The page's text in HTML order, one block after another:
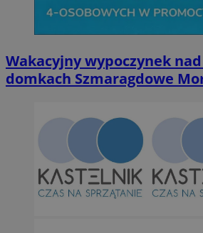
Wakacyjny wypoczynek
domkach Szmaragdowe
Niezbędne pliki cookie
takich jak logowanie użytkownika
można prawidłowo korzystać ze
Nazwa